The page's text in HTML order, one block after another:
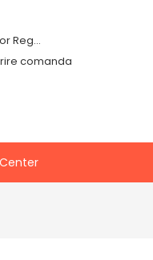
Login or Register
comanda